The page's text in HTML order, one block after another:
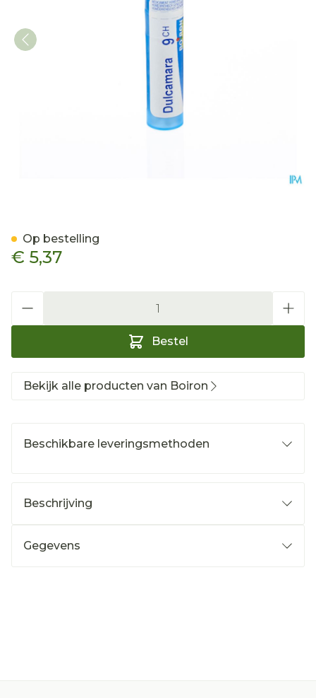
€ 5,37
Bestel
Op bestelling
Bekijk alle producten van Boiron
Beschikbare leveringsmethoden
Beschrijving
Gegevens